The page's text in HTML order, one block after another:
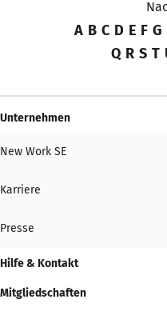
A B C D E F G
Q R S T
Unternehmen
New Work SE
Karriere
Presse
Hilfe & Kontakt
Mitgliedschaften